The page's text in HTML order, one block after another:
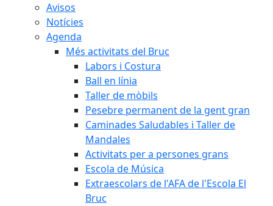
Avisos
Notícies
Agenda
Més activitats del Bruc
Labors i Costura
Ball en línia
Taller de mòbils
Pesebre permanent de la gent gran
Caminades Saludables i Taller de
Mandales
Activitats per a persones grans
Escola de Música
Extraescolars de l'AFA de l'Escola El
Bruc